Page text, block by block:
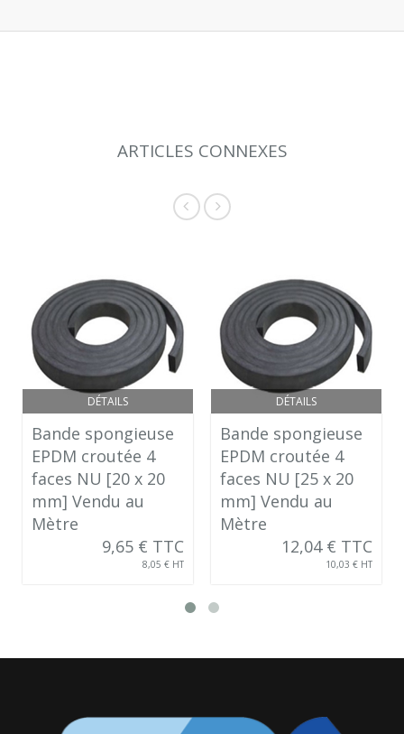
ARTICLES CONNEXES
DÉTAILS
Bande spongieuse
EPDM croutée 4
faces NU [20 x 20
mm] Vendu au
Mètre
9,65 € TTC
8,05 € HT
DÉTAILS
Bande spongieuse
EPDM croutée 4
faces NU [25 x 20
mm] Vendu au
Mètre
12,04 € TTC
10,03 € HT